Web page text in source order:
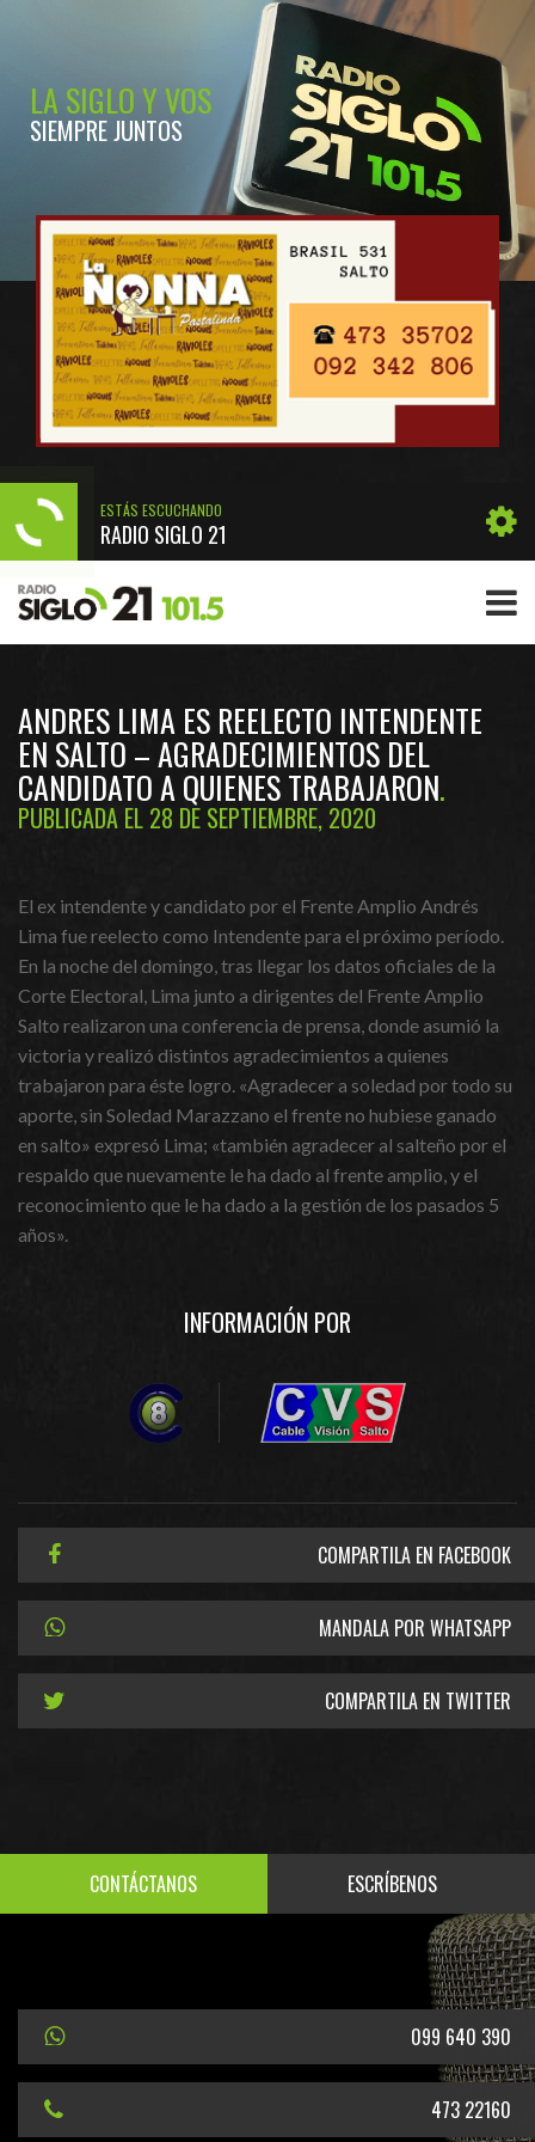
LA SIGLO Y VOS
SIEMPRE JUNTOS
ESTÁS ESCUCHANDO
RADIO SIGLO 21
ANDRES LIMA ES REELECTO INTENDENTE
EN SALTO – AGRADECIMIENTOS DEL
CANDIDATO A QUIENES TRABAJARON
PUBLICADA EL 28 DE SEPTIEMBRE, 2020
El ex intendente y candidato por el Frente Amplio Andrés
Lima fue reelecto como Intendente para el próximo período.
En la noche del domingo, tras llegar los datos oficiales de la
Corte Electoral, Lima junto a dirigentes del Frente Amplio
Salto realizaron una conferencia de prensa, donde asumió la
victoria y realizó distintos agradecimientos a quienes
trabajaron para éste logro. «Agradecer a soledad por todo su
aporte, sin Soledad Marazzano el frente no hubiese ganado
en salto» expresó Lima; «también agradecer al salteño por el
respaldo que nuevamente le ha dado al frente amplio, y el
reconocimiento que le ha dado a la gestión de los pasados 5
años».
INFORMACIÓN POR
COMPARTILA EN FACEBOOK
MANDALA POR WHATSAPP
COMPARTILA EN TWITTER
CONTÁCTANOS ESCRÍBENOS
099 640 390
473 22160